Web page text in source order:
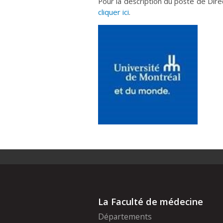
cliquer ici.
La Faculté de médecine
Départements